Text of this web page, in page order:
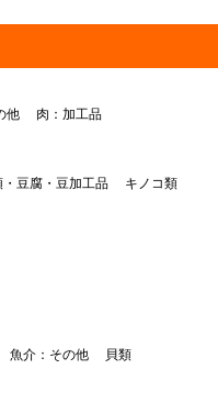
他 肉：加工品
・豆腐・豆加工品
キノコ類
魚介：その他 貝類